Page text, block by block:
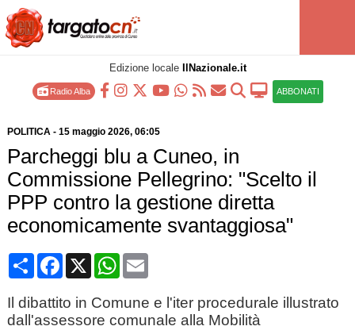
Edizione locale IlNazionale.it
Radio Alba ABBONATI
POLITICA- 15 maggio 2026, 06:05
Parcheggi blu a Cuneo, in
Commissione Pellegrino: "Scelto il
PPP contro la gestione diretta
economicamente svantaggiosa"
CondividiFacebook
X WhatsApp
Email
Il dibattito in Comune e l'iter procedurale illustrato
dall'assessore comunale alla Mobilità